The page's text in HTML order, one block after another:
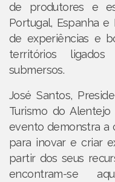
de produtores e
Portugal, Espanha
de experiências e
territórios
submersos.
José Santos,
Turismo do
evento demonstra a
para inovar e criar
partir dos seus
encontram-se